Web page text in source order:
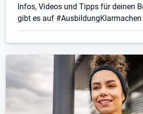
Infos, Videos und Tipps für deinen
gibt es auf #AusbildungKlarmachen